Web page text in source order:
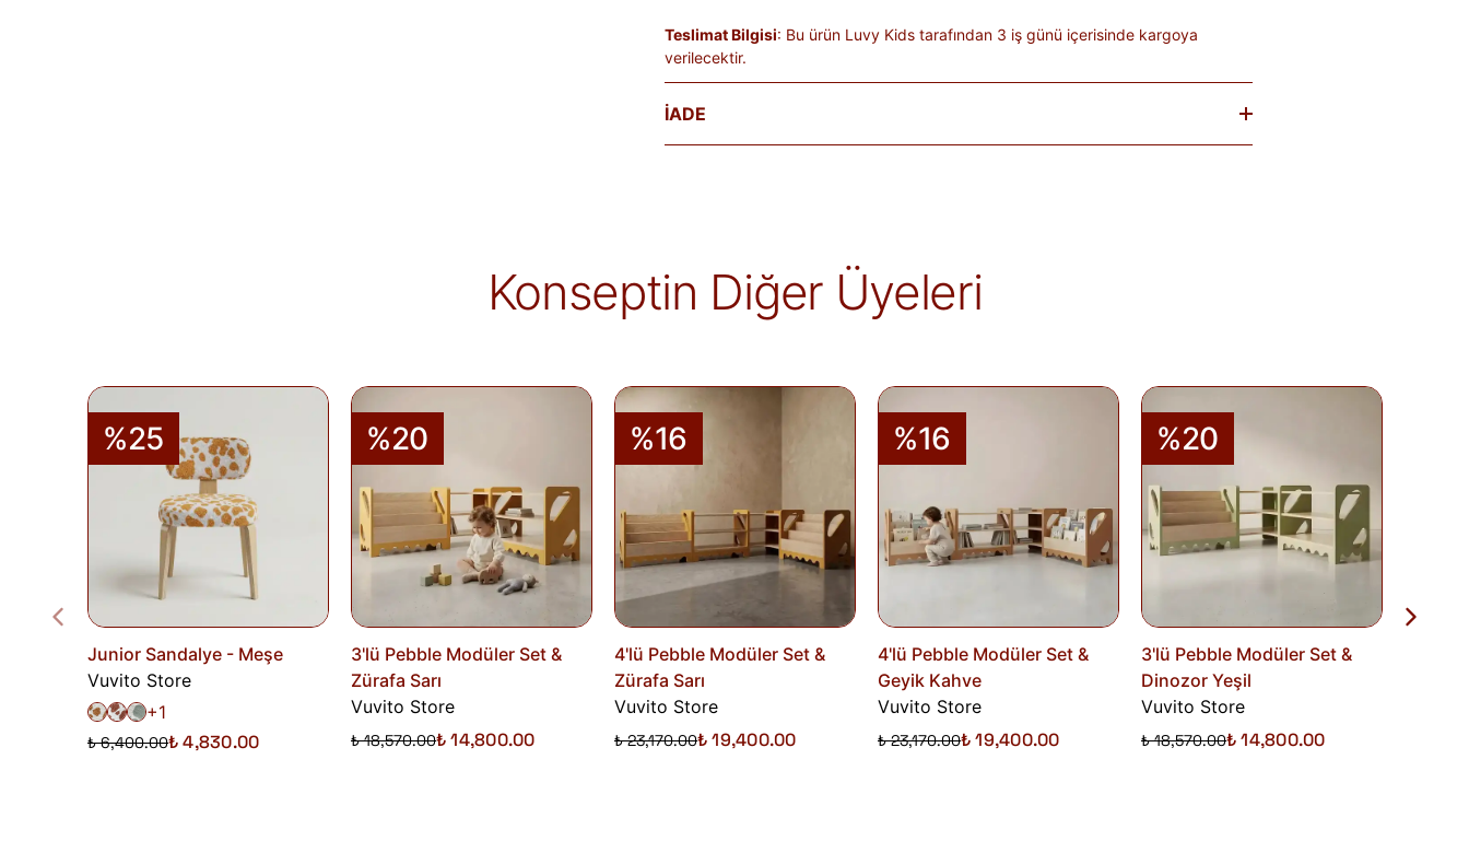
Teslimat Bilgisi: Bu ürün Luvy Kids tarafından 3 iş günü içerisinde kargoya
verilecektir.
İADE
alır.
İade edilen ürünler, iade şartlarına uygun olduğu takdirde 10 gün içinde bankanıza
iletilir. İade sürecini başlatmak için lütfen
Konseptin Diğer Üyeleri
%25
Junior Sandalye - Meşe
Vuvito Store
+1
₺ 6,400.00₺ 4,830.00
%20
3'lü Pebble Modüler Set &
Zürafa Sarı
Vuvito Store
₺ 18,570.00₺ 14,800.00
%16
4'lü Pebble Modüler Set &
Zürafa Sarı
Vuvito Store
₺ 23,170.00₺ 19,400.00
%16
4'lü Pebble Modüler Set &
Geyik Kahve
Vuvito Store
₺ 23,170.00₺ 19,400.00
%20
3'lü Pebble Modüler Set &
Dinozor Yeşil
Vuvito Store
₺ 18,570.00₺ 14,800.00